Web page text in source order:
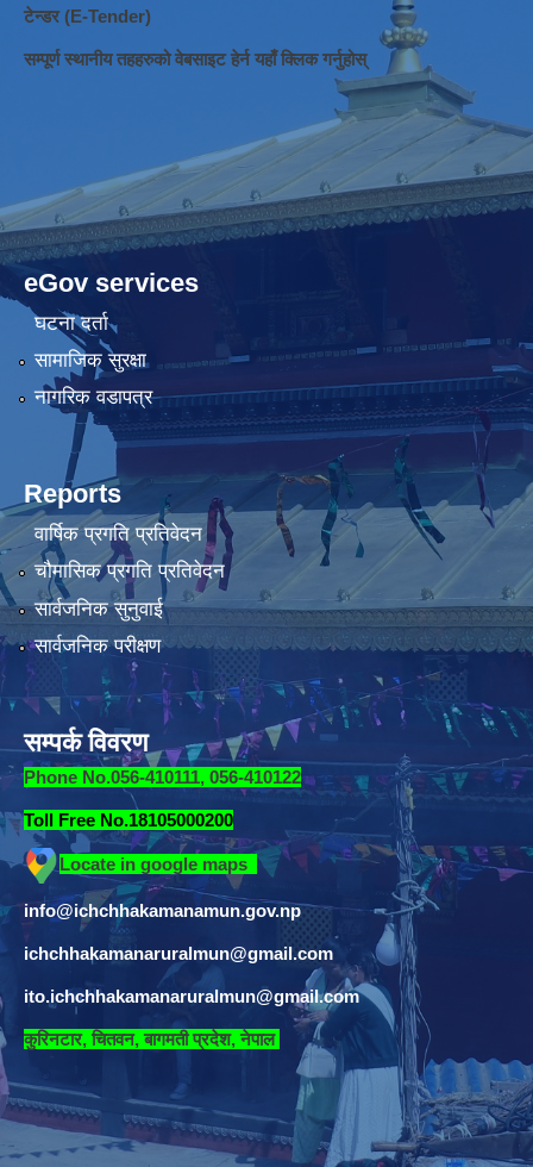
टेन्डर (E-Tender)
सम्पूर्ण स्थानीय तहहरुको वेबसाइट हेर्न यहाँ क्लिक गर्नुहोस्
eGov services
घटना दर्ता
सामाजिक सुरक्षा
नागरिक वडापत्र
Reports
वार्षिक प्रगति प्रतिवेदन
चौमासिक प्रगति प्रतिवेदन
सार्वजनिक सुनुवाई
सार्वजनिक परीक्षण
सम्पर्क विवरण
Phone No.056-410111, 056-410122
Toll Free No.18105000200
Locate in google maps
info@ichchhakamanamun.gov.np
ichchhakamanaruralmun@gmail.com
ito.ichchhakamanaruralmun@gmail.com​
कुरिनटार, चितवन, बागमती प्रदेश, नेपाल